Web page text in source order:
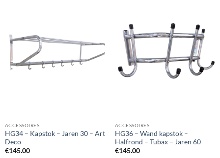
ACCESSOIRES
HG34 – Kapstok – Jaren 30 – Art
Deco
€145.00
ACCESSOIRES
HG36 – Wand kapstok –
Halfrond – Tubax – Jaren 60
€145.00